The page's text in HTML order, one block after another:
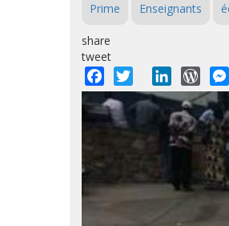
Prime Enseignants
share
tweet
Facebook
Twitter LinkedIn